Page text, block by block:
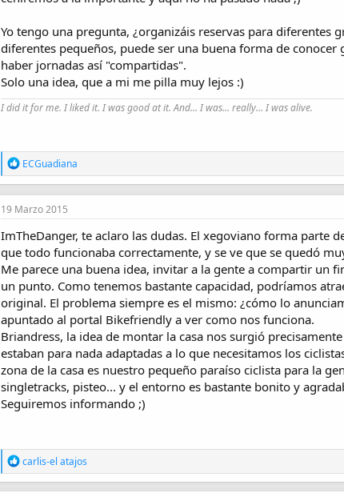
:
Yo tengo una pregunta, ¿organizáis reservas para diferentes
diferentes pequeños, puede ser una buena forma de
haber jornadas así "compartidas".
Solo una idea, que a mi me pilla muy lejos :)
I did it for me. I liked it. I was good at it. And... I was... really... I was alive.
R
e
a
c
o
n
e
s
:
ECGuadiana
19 Marzo 2015
ImTheDanger, te aclaro las dudas. El xegoviano forma parte
que todo funcionaba correctamente, y se ve que se quedó
Me parece una buena idea, invitar a la gente a compartir un
un punto. Como tenemos bastante capacidad, podríamos
original. El problema siempre es el mismo: ¿cómo lo
apuntado al portal Bikefriendly a ver como nos funciona.
Briandress, la idea de montar la casa nos surgió
estaban para nada adaptadas a lo que necesitamos los
zona de la casa es nuestro pequeño paraíso ciclista para la
singletracks, pisteo... y el entorno es bastante bonito y
Seguiremos informando ;)
R
e
a
carlis-el atajos